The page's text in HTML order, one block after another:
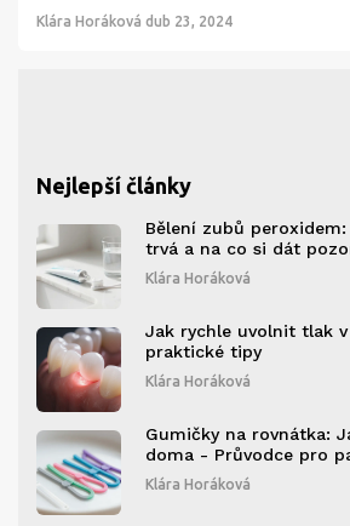
Klára Horáková dub 23, 2024
Nejlepší články
Bělení zubů
trvá a na co si dát
Klára Horáková
Jak rychle uvolnit tlak
praktické tipy
Klára Horáková
Gumičky na rovnátka:
doma - Průvodce pro
Klára Horáková